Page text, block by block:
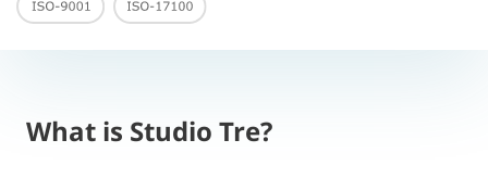
What is Studio Tre?